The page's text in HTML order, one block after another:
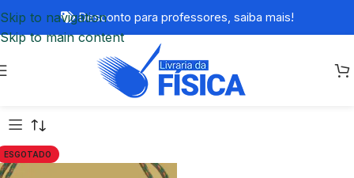
Skip to navigation
Skip to main content
Desconto para professores, saiba mais!
ESGOTADO